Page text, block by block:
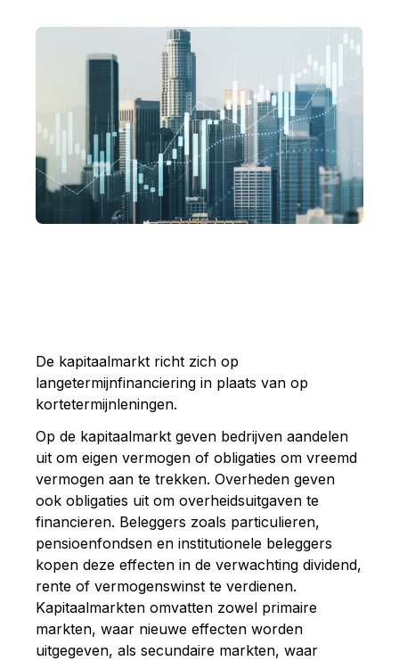
De kapitaalmarkt richt zich op
langetermijnfinanciering in plaats van op
kortetermijnleningen.
Op de kapitaalmarkt geven bedrijven aandelen
uit om eigen vermogen of obligaties om vreemd
vermogen aan te trekken. Overheden geven
ook obligaties uit om overheidsuitgaven te
financieren. Beleggers zoals particulieren,
pensioenfondsen en institutionele beleggers
kopen deze effecten in de verwachting dividend,
rente of vermogenswinst te verdienen.
Kapitaalmarkten omvatten zowel primaire
markten, waar nieuwe effecten worden
uitgegeven, als secundaire markten, waar